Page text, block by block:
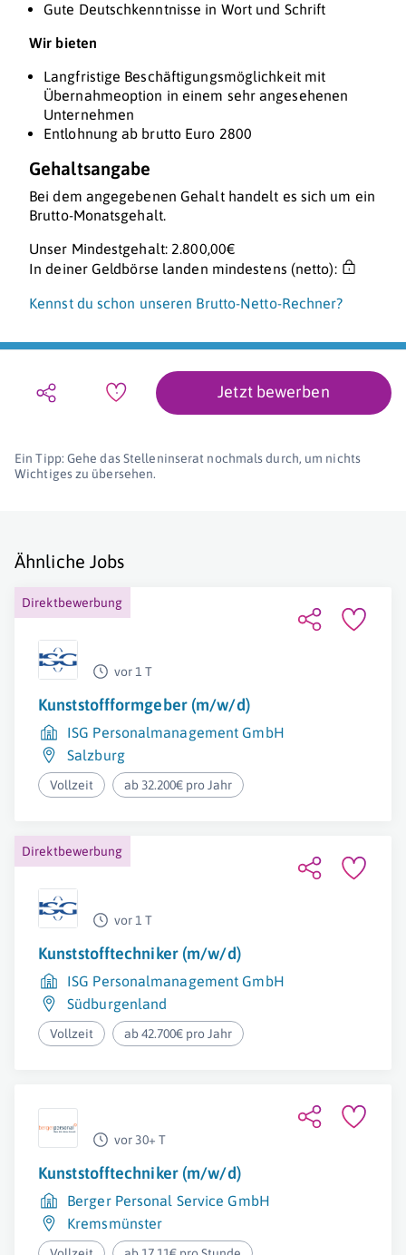
Gute Deutschkenntnisse in Wort und Schrift
Wir bieten
Langfristige Beschäftigungsmöglichkeit mit
Übernahmeoption in einem sehr angesehenen
Unternehmen
Entlohnung ab brutto Euro 2800
Gehaltsangabe
Bei dem angegebenen Gehalt handelt es sich um ein
Brutto-Monatsgehalt.
Unser Mindestgehalt: 2.800,00€
In deiner Geldbörse landen mindestens (netto):
Kennst du schon unseren Brutto-Netto-Rechner?
Jetzt bewerben
Ein Tipp: Gehe das Stelleninserat nochmals durch, um nichts
Wichtiges zu übersehen.
Ähnliche Jobs
Direktbewerbung
vor 1 T
Kunststoffformgeber (m/w/d)
ISG Personalmanagement GmbH
Salzburg
Vollzeit ab 32.200€ pro Jahr
Direktbewerbung
vor 1 T
Kunststofftechniker (m/w/d)
ISG Personalmanagement GmbH
Südburgenland
Vollzeit ab 42.700€ pro Jahr
vor 30+ T
Kunststofftechniker (m/w/d)
Berger Personal Service GmbH
Kremsmünster